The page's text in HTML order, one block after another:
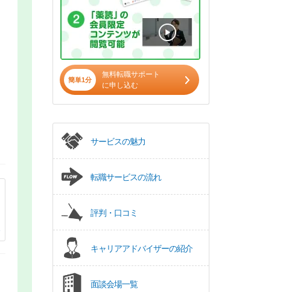
簡単1分
無料転職サポート
に申し込む
サービスの魅力
転職サービスの流れ
評判・口コミ
キャリアアドバイザーの紹介
面談会場一覧